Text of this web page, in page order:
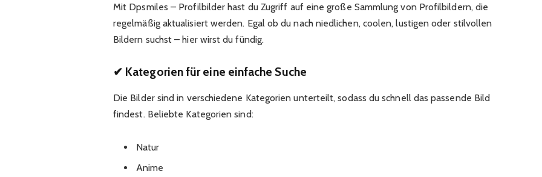
Mit Dpsmiles – Profilbilder hast du Zugriff auf eine große Sammlung von Profilbildern, die
regelmäßig aktualisiert werden. Egal ob du nach niedlichen, coolen, lustigen oder stilvollen
Bildern suchst – hier wirst du fündig.
✔ Kategorien für eine einfache Suche
Die Bilder sind in verschiedene Kategorien unterteilt, sodass du schnell das passende Bild
findest. Beliebte Kategorien sind:
Natur
Anime